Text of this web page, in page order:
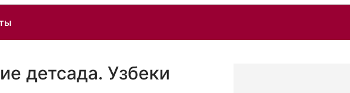
детсада. Узбеки